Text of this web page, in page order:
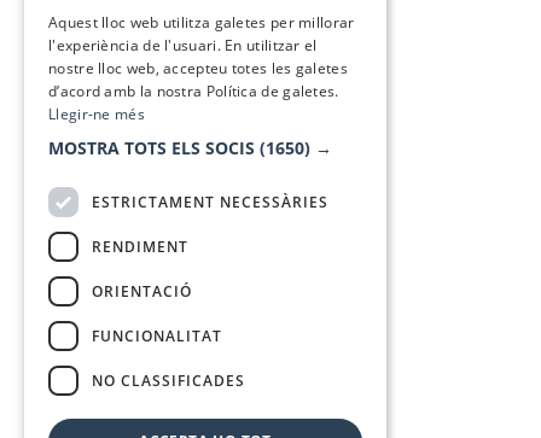
Aquest lloc web utilitza galetes per millorar
l'experiència de l'usuari. En utilitzar el
nostre lloc web, accepteu totes les galetes
d’acord amb la nostra Política de galetes.
Llegir-ne més
MOSTRA TOTS ELS SOCIS (1650) →
ESTRICTAMENT NECESSÀRIES
RENDIMENT
ORIENTACIÓ
FUNCIONALITAT
NO CLASSIFICADES